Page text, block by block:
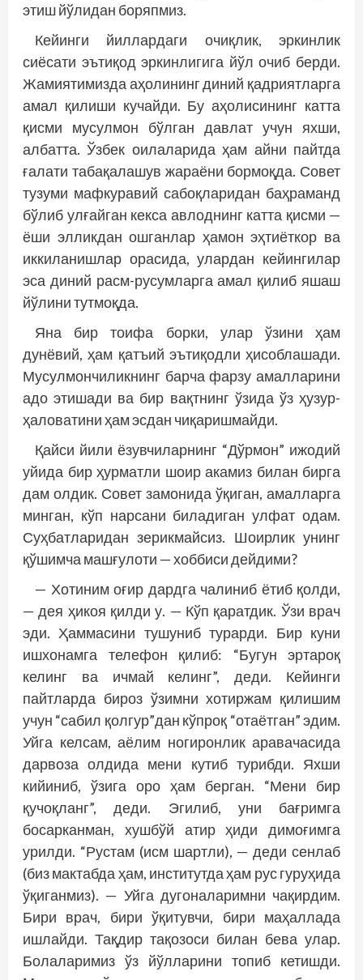
этиш йўлидан боряпмиз.
Кейинги йиллардаги очиқлик, эркинлик
сиёсати эътиқод эркинлигига йўл очиб берди.
Жамиятимизда аҳолининг диний қадриятларга
амал қилиши кучайди. Бу аҳолисининг катта
қисми мусулмон бўлган давлат учун яхши,
албатта. Ўзбек оилаларида ҳам айни пайтда
ғалати табақалашув жараёни бормоқда. Совет
тузуми мафкуравий сабоқларидан баҳраманд
бўлиб улғайган кекса авлоднинг катта қисми —
ёши элликдан ошганлар ҳамон эҳтиёткор ва
иккиланишлар орасида, улардан кейингилар
эса диний расм-русумларга амал қилиб яшаш
йўлини тутмоқда.
Яна бир тоифа борки, улар ўзини ҳам
дунёвий, ҳам қатъий эътиқодли ҳисоблашади.
Мусулмончиликнинг барча фарзу амалларини
адо этишади ва бир вақтнинг ўзида ўз ҳузур-
ҳаловатини ҳам эсдан чиқаришмайди.
Қайси йили ёзувчиларнинг “Дўрмон” ижодий
уйида бир ҳурматли шоир акамиз билан бирга
дам олдик. Совет замонида ўқиган, амалларга
минган, кўп нарсани биладиган улфат одам.
Суҳбатларидан зерикмайсиз. Шоирлик унинг
қўшимча машғулоти — хоббиси дейдими?
— Хотиним оғир дардга чалиниб ётиб қолди,
— дея ҳикоя қилди у. — Кўп қаратдик. Ўзи врач
эди. Ҳаммасини тушуниб турарди. Бир куни
ишхонамга телефон қилиб: “Бугун эртароқ
келинг ва ичмай келинг”, деди. Кейинги
пайтларда бироз ўзимни хотиржам қилишим
учун “сабил қолгур”дан кўпроқ “отаётган” эдим.
Уйга келсам, аёлим ногиронлик аравачасида
дарвоза олдида мени кутиб турибди. Яхши
кийиниб, ўзига оро ҳам берган. “Мени бир
қучоқланг”, деди. Эгилиб, уни бағримга
босарканман, хушбўй атир ҳиди димоғимга
урилди. “Рустам (исм шартли), — деди сенлаб
(биз мактабда ҳам, институтда ҳам рус гуруҳида
ўқиганмиз). — Уйга дугоналаримни чақирдим.
Бири врач, бири ўқитувчи, бири маҳаллада
ишлайди. Тақдир тақозоси билан бева улар.
Болаларимиз ўз йўлларини топиб кетишди.